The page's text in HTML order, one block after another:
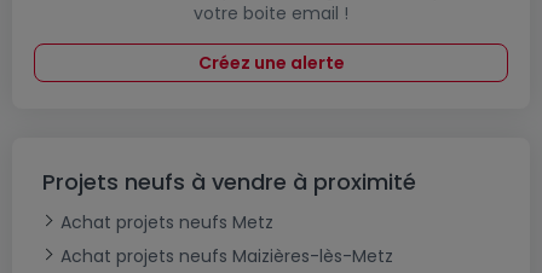
votre boite email !
Créez une alerte
Projets neufs à vendre à proximité
Achat projets neufs Metz
Achat projets neufs Maizières-lès-Metz